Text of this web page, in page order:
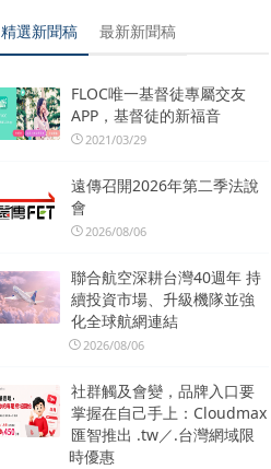
精選新聞稿 最新新聞稿
FLOC唯一基督徒專屬交友
APP，基督徒的新福音
2021/03/29
遠傳召開2026年第二季法說
會
2026/08/06
聯合航空深耕台灣40週年 持
續投資市場、升級機隊並強
化全球航網連結
2026/08/06
社群觸及會變，品牌入口要
掌握在自己手上：Cloudmax
匯智推出 .tw／.台灣網域限
時優惠